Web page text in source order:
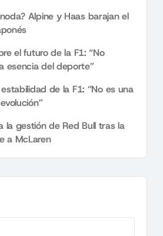
Alpine y Haas barajan el
el futuro de la F1: “No
esencia del deporte”
de la F1: “No es una
la gestión de Red Bull tras la
a McLaren